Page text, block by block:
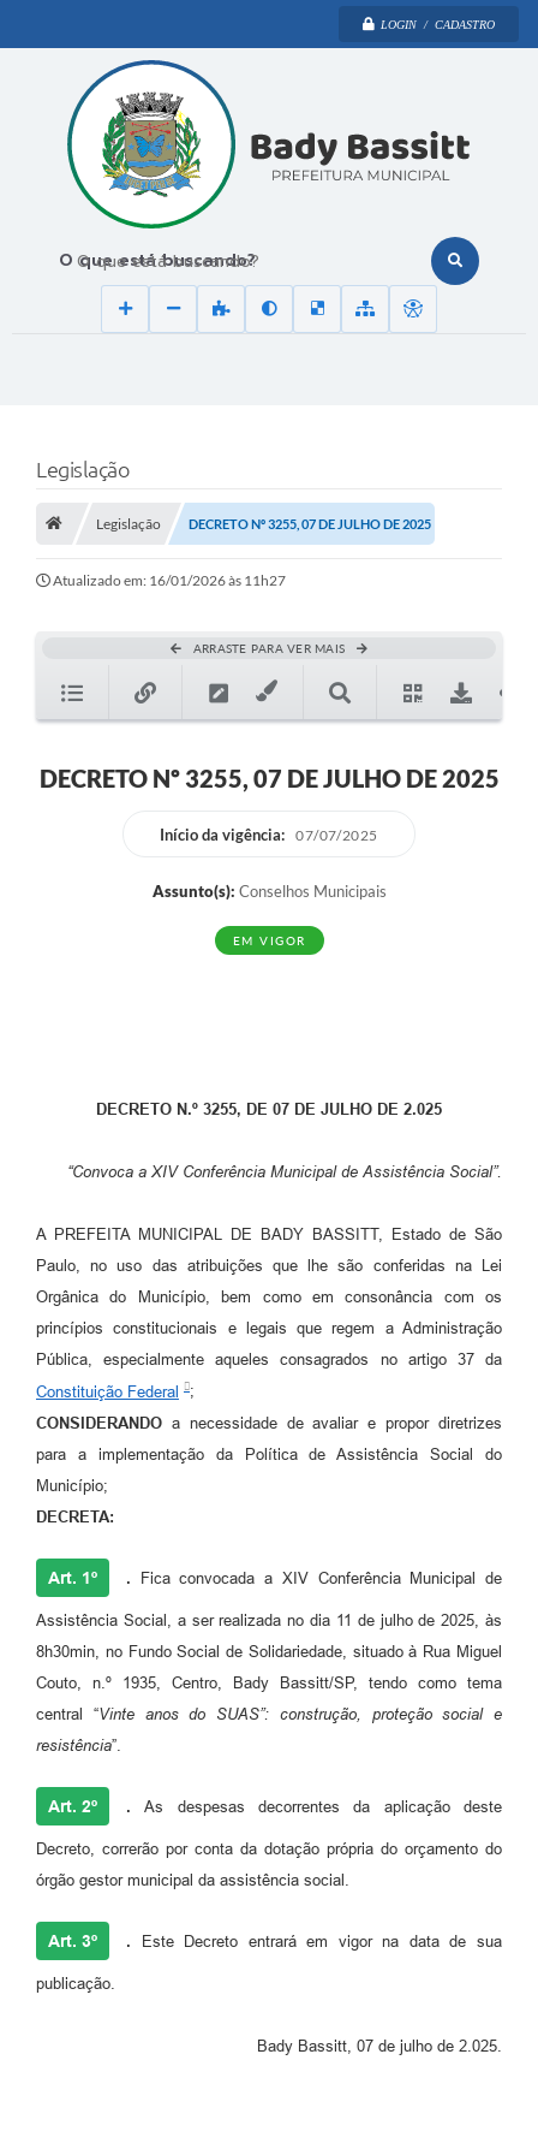
LOGIN / CADASTRO
O que está buscando?
Legislação
Legislação DECRETO Nº 3255, 07 DE JULHO DE 2025
Atualizado em: 16/01/2026 às 11h27
ARRASTE PARA VER MAIS
DECRETO Nº 3255, 07 DE JULHO DE 2025
Início da vigência: 07/07/2025
Assunto(s): Conselhos Municipais
EM VIGOR
DECRETO N.º 3255, DE 07 DE JULHO DE 2.025
“Convoca a XIV Conferência Municipal de Assistência Social”.
A PREFEITA MUNICIPAL DE BADY BASSITT, Estado de São
Paulo, no uso das atribuições que lhe são conferidas na Lei
Orgânica do Município, bem como em consonância com os
princípios constitucionais e legais que regem a Administração
Pública, especialmente aqueles consagrados no artigo 37 da
Constituição Federal
;
CONSIDERANDO a necessidade de avaliar e propor diretrizes
para a implementação da Política de Assistência Social do
Município;
DECRETA:
Art. 1º . Fica convocada a XIV Conferência Municipal de
Assistência Social, a ser realizada no dia 11 de julho de 2025, às
8h30min, no Fundo Social de Solidariedade, situado à Rua Miguel
Couto, n.º 1935, Centro, Bady Bassitt/SP, tendo como tema
central “Vinte anos do SUAS”: construção, proteção social e
resistência”.
Art. 2º .As despesas decorrentes da aplicação deste
Decreto, correrão por conta da dotação própria do orçamento do
órgão gestor municipal da assistência social.
Art. 3º . Este Decreto entrará em vigor na data de sua
publicação.
Bady Bassitt, 07 de julho de 2.025.